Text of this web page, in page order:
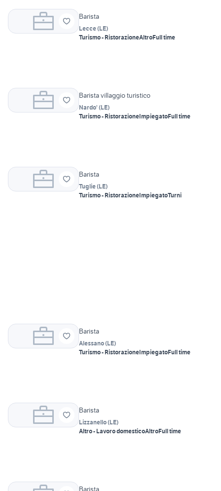
Barista
Lecce(LE)
Turismo - RistorazioneAltroFull time
Barista villaggio turistico
Nardo' (LE)
Turismo - RistorazioneImpiegatoFull time
Barista
Tuglie(LE)
Turismo - RistorazioneImpiegatoTurni
Barista
Alessano(LE)
Turismo - RistorazioneImpiegatoFull time
Barista
Lizzanello(LE)
Altro - Lavoro domesticoAltroFull time
Barista